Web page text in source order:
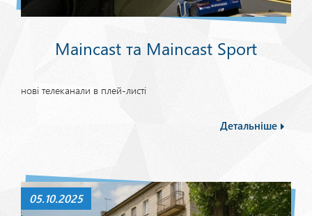
Maincast та Maincast Sport
нові телеканали в плей-листі
Детальніше
05.10.2025